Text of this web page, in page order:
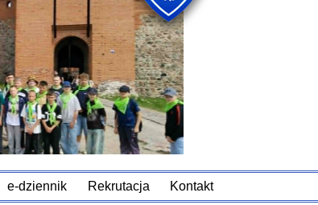
e-dziennik Rekrutacja Kontakt